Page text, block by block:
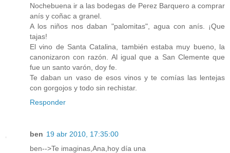
Nochebuena ir a las bodegas de Perez Barquero a comprar
anís y coñac a granel.
A los niños nos daban "palomitas", agua con anís. ¡Que
tajas!
El vino de Santa Catalina, también estaba muy bueno, la
canonizaron con razón. Al igual que a San Clemente que
fue un santo varón, doy fe.
Te daban un vaso de esos vinos y te comías las lentejas
con gorgojos y todo sin rechistar.
Responder
ben 19 abr 2010, 17:35:00
ben-->Te imaginas,Ana,hoy día una